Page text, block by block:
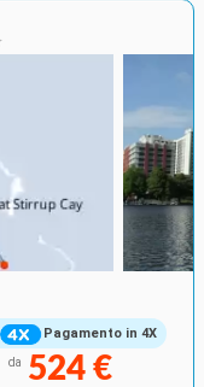
Pagamento in 4X
da 524 €